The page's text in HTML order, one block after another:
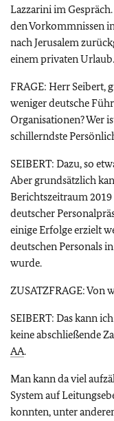
Lazzarini im
den Vorkommnissen
nach Jerusalem
einem privaten Urlaub.
FRAGE: Herr Seibert,
weniger deutsche
Organisationen? Wer
schillerndste
SEIBERT: Dazu, so
Aber grundsätzlich
Berichtszeitraum
deutscher
einige Erfolge erzielt
deutschen Personals
wurde.
ZUSATZFRAGE: Von
SEIBERT: Das kann
keine abschließende
AA.
Man kann da viel
System auf
konnten, unter